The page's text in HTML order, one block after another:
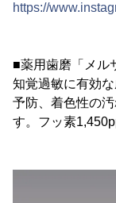
https://
■薬用歯磨「メル
知覚過敏に有効
予防、着色性の
す。フッ素